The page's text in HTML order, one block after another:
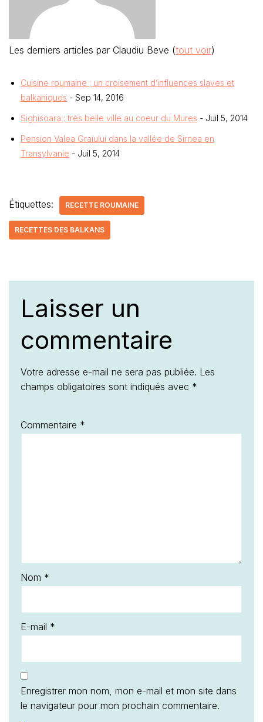
Les derniers articles par Claudiu Beve (tout voir)
Cuisine roumaine ; un croisement d’influences slaves et
balkaniques - Sep 14, 2016
Sighisoara ; très belle ville au coeur du Mures - Juil 5, 2014
Pension Valea Graiului dans la vallée de Sirnea en
Transylvanie - Juil 5, 2014
Étiquettes: RECETTE ROUMAINE
RECETTES DES BALKANS
Laisser un
commentaire
Votre adresse e-mail ne sera pas publiée. Les
champs obligatoires sont indiqués avec *
Commentaire *
Nom *
E-mail *
Enregistrer mon nom, mon e-mail et mon site dans
le navigateur pour mon prochain commentaire.